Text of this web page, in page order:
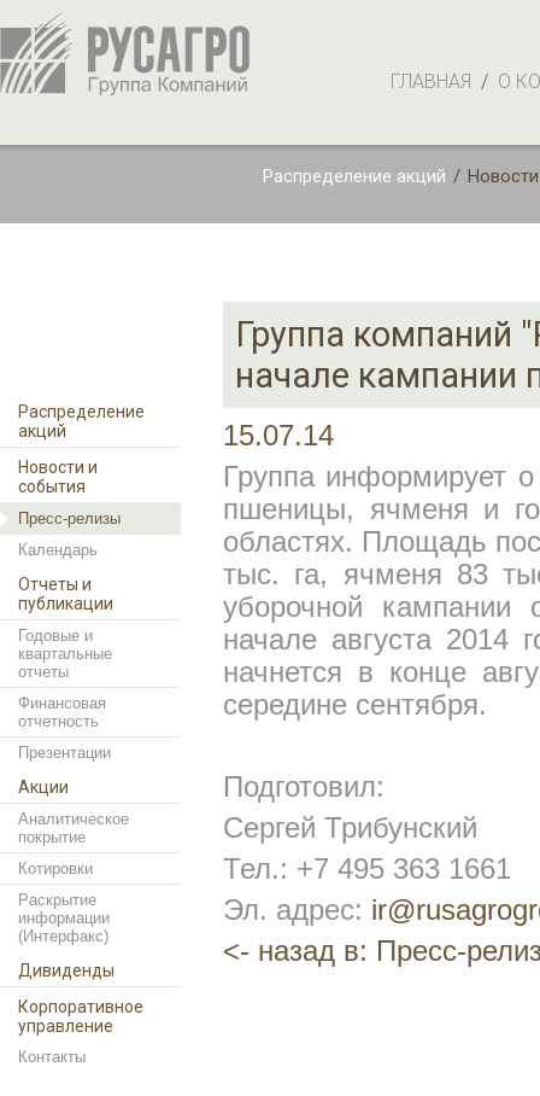
ГЛАВНАЯ / О
Распределение акций /
Распределение
акций
Новости и
события
Пресс-релизы
Календарь
Отчеты и
публикации
Годовые и
квартальные
отчеты
Финансовая
отчетность
Презентации
Акции
Аналитическое
покрытие
Котировки
Раскрытие
информации
(Интерфакс)
Дивиденды
Корпоративное
управление
Контакты
Группа компаний
начале кампании
15.07.14
Группа информирует
пшеницы, ячменя и
областях. Площадь
тыс. га, ячменя 83
уборочной кампании
начале августа 2014
начнется в конце
середине сентября.
Подготовил:
Сергей Трибунский
Тел.: +7 495 363 1661
Эл. адрес:
<- назад в: Пресс-